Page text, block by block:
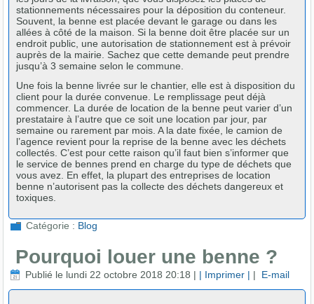
stationnements nécessaires pour la déposition du conteneur.
Souvent, la benne est placée devant le garage ou dans les
allées à côté de la maison. Si la benne doit être placée sur un
endroit public, une autorisation de stationnement est à prévoir
auprès de la mairie. Sachez que cette demande peut prendre
jusqu’à 3 semaine selon le commune.
Une fois la benne livrée sur le chantier, elle est à disposition du
client pour la durée convenue. Le remplissage peut déjà
commencer. La durée de location de la benne peut varier d’un
prestataire à l’autre que ce soit une location par jour, par
semaine ou rarement par mois. A la date fixée, le camion de
l’agence revient pour la reprise de la benne avec les déchets
collectés. C’est pour cette raison qu’il faut bien s’informer que
le service de bennes prend en charge du type de déchets que
vous avez. En effet, la plupart des entreprises de location
benne n’autorisent pas la collecte des déchets dangereux et
toxiques.
Catégorie : Blog
Pourquoi louer une benne ?
Publié le lundi 22 octobre 2018 20:18 | | Imprimer | | E-mail